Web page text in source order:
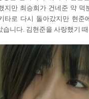
지만 최승희가 건네준 약 덕
타로 다시 돌아갔지만 현준
습니다. 김현준을 사랑했기 때